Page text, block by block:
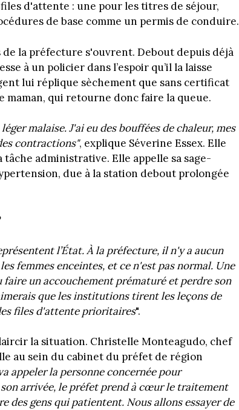
d'attente : une pour les titres de séjour,
de base comme un permis de conduire.
la préfecture s'ouvrent. Debout depuis déjà
à un policier dans l’espoir qu’il la laisse
lui réplique sèchement que sans certificat
qui retourne donc faire la queue.
malaise. J'ai eu des bouffées de chaleur, mes
contractions", explique Séverine Essex. Elle
administrative. Elle appelle sa sage-
due à la station debout prolongée
l’État. À la préfecture, il n'y a aucun
femmes enceintes, et ce n'est pas normal. Une
un accouchement prématuré et perdre son
que les institutions tirent les leçons de
files d'attente prioritaires".
la situation. Christelle Monteagudo, chef
au sein du cabinet du préfet de région
appeler la personne concernée pour
arrivée, le préfet prend à cœur le traitement
des gens qui patientent. Nous allons essayer de